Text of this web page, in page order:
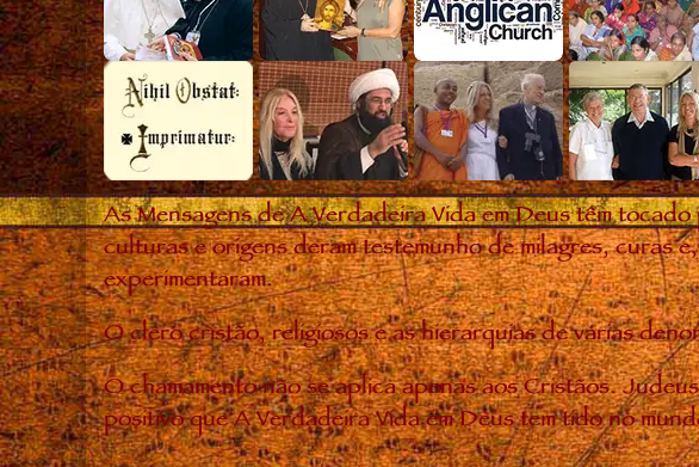
As Mensagens de A Verdadeira Vida em Deus têm
culturas e origens deram testemunho de milagres, curas
experimentaram.
O clero cristão, religiosos e as hierarquias de várias
O chamamento não se aplica apenas aos Cristãos.
positivo que A Verdadeira Vida em Deus tem tido no